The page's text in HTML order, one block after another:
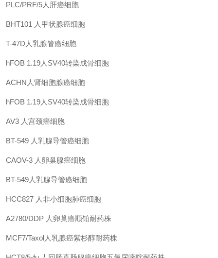
PLC/PRF/5人肝癌细胞
BHT101 人甲状腺癌细胞
T-47D人乳腺管癌细胞
hFOB 1.19人SV40转染成骨细胞
ACHN人肾细胞腺癌细胞
hFOB 1.19人SV40转染成骨细胞
AV3 人宫颈癌细胞
BT-549 人乳腺导管癌细胞
CAOV-3 人卵巢腺癌细胞
BT-549人乳腺导管癌细胞
HCC827 人非小细胞肺癌细胞
A2780/DDP 人卵巢癌顺铂耐药株
MCF7/Taxol人乳腺癌紫杉醇耐药株